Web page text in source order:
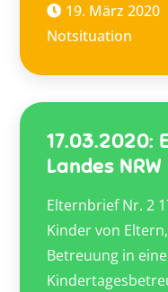
19. März 2020
Notsituation
17.03.2020:
Landes NRW
Elternbrief Nr. 2
Kinder von
Betreuung in